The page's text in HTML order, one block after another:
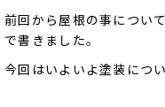
前回から屋根の事につい
で書きました。
今回はいよいよ塗装につ